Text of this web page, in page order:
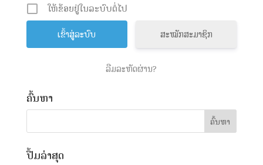
ໃຫ້ຂ້ອຍຢູ່ໃນລະບົບຕໍ່ໄປ
ສະໝັກສະມາຊິກ
ລືມລະຫັດຜ່ານ?
ຄົ້ນຫາ
ປື້ມລ່າສຸດ